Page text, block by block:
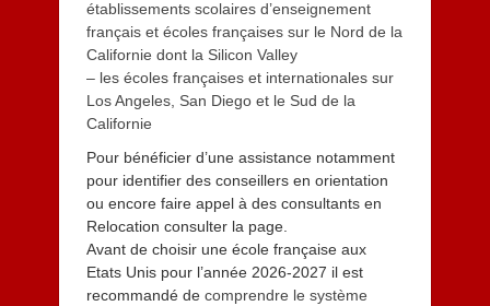
établissements scolaires d’enseignement
français et écoles françaises sur le Nord de la
Californie dont la Silicon Valley
– les écoles françaises et internationales sur
Los Angeles, San Diego et le Sud de la
Californie
Pour bénéficier d’une assistance notamment
pour identifier des conseillers en orientation
ou encore faire appel à des consultants en
Relocation consulter la page.
Avant de choisir une école française aux
Etats Unis pour l’année 2026-2027 il est
recommandé de comprendre le système